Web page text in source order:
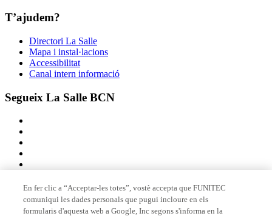
T’ajudem?
Directori La Salle
Mapa i instal·lacions
Accessibilitat
Canal intern informació
Segueix La Salle BCN
Membre de
En fer clic a “Acceptar-les totes”, vostè accepta que FUNITEC
comuniqui les dades personals que pugui incloure en els
formularis d'aquesta web a Google, Inc segons s'informa en la